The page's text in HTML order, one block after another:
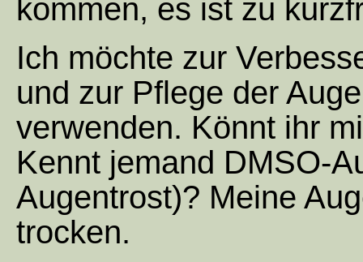
kommen, es ist zu
Ich möchte zur
und zur Pflege der
verwenden. Könnt ihr
Kennt jemand DMSO-
Augentrost)? Meine
trocken.